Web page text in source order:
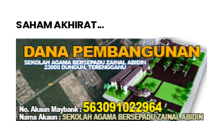
SAHAM AKHIRAT...